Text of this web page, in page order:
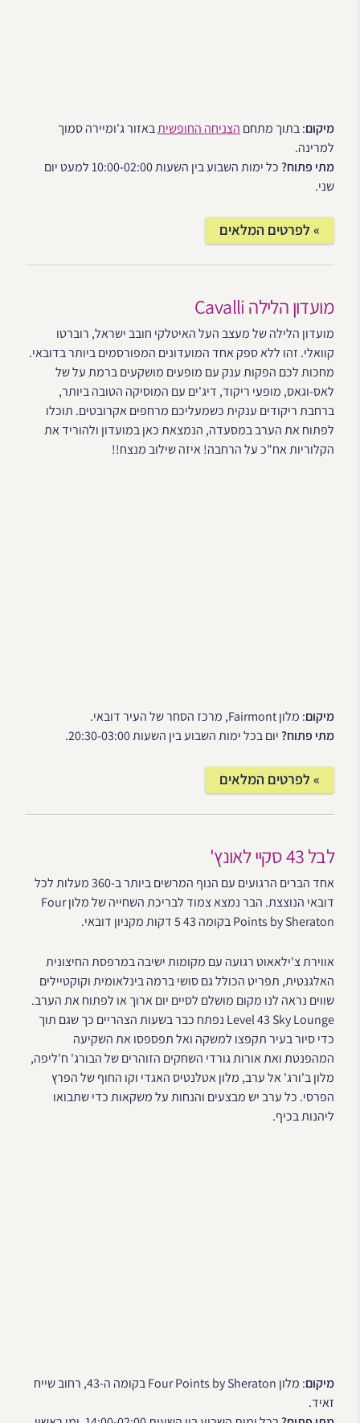
מיקום: בתוך מתחם הצניחה החופשיתבאזור ג'ומיירה סמוך
למרינה.
מתי פתוח?
כל ימות השבוע בין השעות 10:00-02:00 למעט יום
שני.
» לפרטים המלאים
מועדון הלילה Cavalli
מועדון הלילה של מעצב העל האיטלקי חובב ישראל, רוברטו
קוואלי. זהו ללא ספק אחד המועדונים המפורסמים ביותר בדובאי.
מחכות לכם הפקות ענק עם מופעים מושקעים ברמת על של
לאס-וגאס, מופעי ריקוד, דיג'ים עם המוסיקה הטובה ביותר,
ברחבת ריקודים ענקית כשמעליכם מרחפים אקרובטים. תוכלו
לפתוח את הערב במסעדה, הנמצאת כאן במועדון ולהוריד את
הקלוריות אח"כ על הרחבה! איזה שילוב מנצח!!
מיקום: מלון Fairmont, מרכז הסחר של העיר דובאי.
מתי פתוח?יום בכל ימות השבוע בין השעות 20:30-03:00.
» לפרטים המלאים
לבל 43 סקיי לאונץ'
אחד הברים הרגועים עם הנוף המרשים ביותר ב-360 מעלות לכל
דובאי הנוצצת. הבר נמצא צמוד לבריכת השחייה של מלון Four
Points by Sheraton בקומה 43 5 דקות מקניון דובאי.
אווירת צ'ילאאוט רגועה עם מקומות ישיבה במרפסת החיצונית
האלגנטית, תפריט הכולל גם סושי ברמה בינלאומית וקוקטיילים
שווים נראה לנו מקום מושלם לסיים יום ארוך או לפתוח את הערב.
Level 43 Sky Lounge נפתח כבר בשעות הצהריים כך שגם תוך
כדי סיור בעיר תקפצו למשקה ואל תפספסו את השקיעה
המהפנטת ואת אורות גורדי השחקים הזוהרים של הבורג' ח'ליפה,
מלון ב'ורג' אל ערב, מלון אטלנטיס האגדי וקו החוף של הפרץ
הפרסי. כל ערב יש מבצעים והנחות על משקאות כדי שתבואו
ליהנות בכיף.
מיקום
: מלון Four Points by Sheraton בקומה ה-43, רחוב שייח
זאיד.